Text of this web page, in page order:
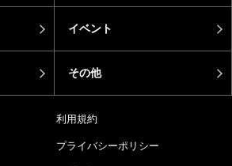
イベント
その他
利用規約
プライバシーポリシー